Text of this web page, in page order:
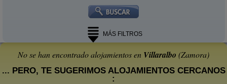
MÁS FILTROS
No se han encontrado alojamientos en Villaralbo (Zamora)
... PERO, TE SUGERIMOS ALOJAMIENTOS CERCANOS
: